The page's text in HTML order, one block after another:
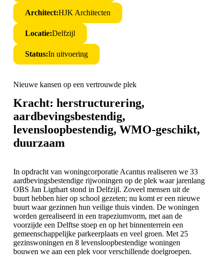
Architect:HJK Architecten
Locatie:Delfzijl
Status:In uitvoering
Nieuwe kansen op een vertrouwde plek
Kracht: herstructurering,
aardbevingsbestendig,
levensloopbestendig, WMO-geschikt,
duurzaam
In opdracht van woningcorporatie Acantusrealiseren we 33
aardbevingsbestendige rijwoningen op de plek waar jarenlang
OBS Jan Ligthart stond in Delfzijl. Zoveel mensen uit de
buurt hebben hier op school gezeten; nu komt er een nieuwe
buurt waar gezinnen hun veilige thuis vinden. De woningen
worden gerealiseerd in een trapeziumvorm, met aan de
voorzijde een Delftse stoep en op het binnenterrein een
gemeenschappelijke parkeerplaats en veel groen. Met 25
gezinswoningen en 8 levensloopbestendige woningen
bouwen we aan een plek voor verschillende doelgroepen.